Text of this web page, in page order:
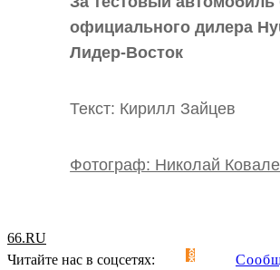
официального дилера
Лидер-Восток
Текст: Кирилл Зайцев
Фотограф: Николай
66.RU
Читайте нас в соцсетях: